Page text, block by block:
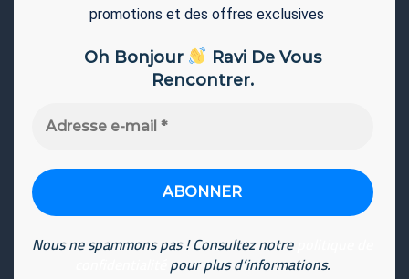
promotions et des offres exclusives
Oh Bonjour
Ravi De Vous
Rencontrer.
Nous ne spammons pas ! Consultez notre
pour plus d’informations.